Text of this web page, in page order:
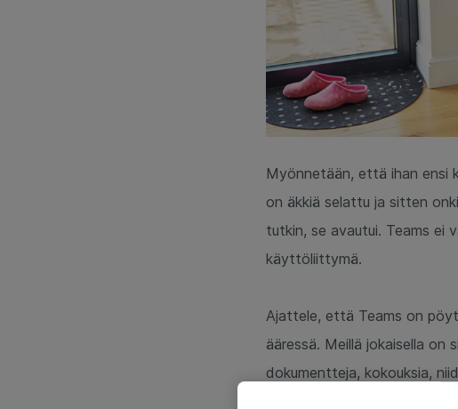
Myönnetään, että ihan ensi
on äkkiä selattu ja sitten
tutkin, se avautui. Teams ei
käyttöliittymä.
Ajattele, että Teams on
ääressä. Meillä jokaisella on
dokumentteja, kokouksia,